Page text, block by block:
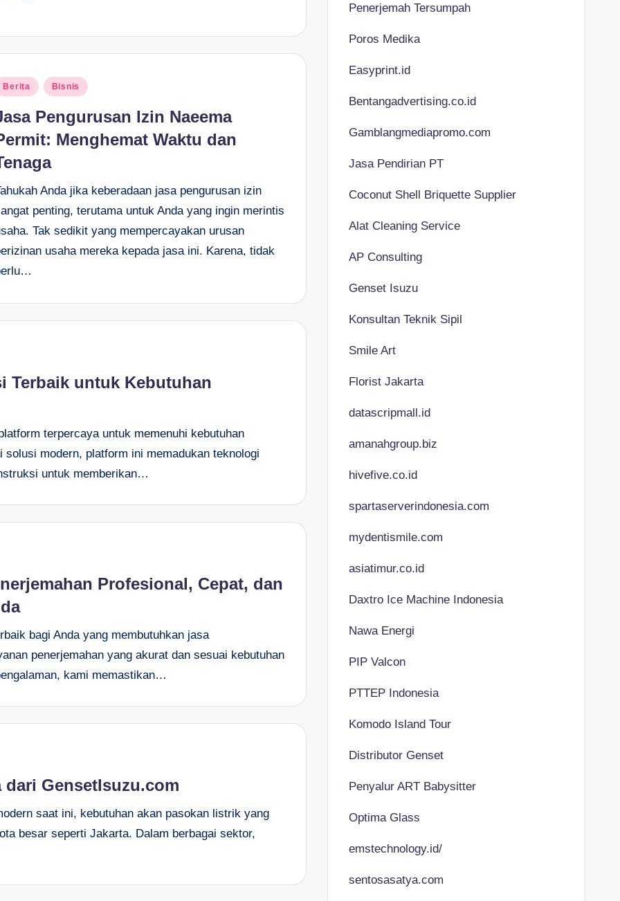
Berita Bisnis
Pengurusan Izin Naeema
Menghemat Waktu dan
Anda jika keberadaan jasa pengurusan izin
penting, terutama untuk Anda yang ingin merintis
Tak sedikit yang mempercayakan urusan
usaha mereka kepada jasa ini. Karena, tidak
Terbaik untuk Kebutuhan
terpercaya untuk memenuhi kebutuhan
modern, platform ini memadukan teknologi
untuk memberikan…
Profesional, Cepat, dan
bagi Anda yang membutuhkan jasa
penerjemahan yang akurat dan sesuai kebutuhan
kami memastikan…
GensetIsuzu.com
saat ini, kebutuhan akan pasokan listrik yang
besar seperti Jakarta. Dalam berbagai sektor,
Penerjemah Tersumpah
Poros Medika
Easyprint.id
Bentangadvertising.co.id
Gamblangmediapromo.com
Jasa Pendirian PT
Coconut Shell Briquette Supplier
Alat Cleaning Service
AP Consulting
Genset Isuzu
Konsultan Teknik Sipil
Smile Art
Florist Jakarta
datascripmall.id
amanahgroup.biz
hivefive.co.id
spartaserverindonesia.com
mydentismile.com
asiatimur.co.id
Daxtro Ice Machine Indonesia
Nawa Energi
PIP Valcon
PTTEP Indonesia
Komodo Island Tour
Distributor Genset
Penyalur ART Babysitter
Optima Glass
emstechnology.id/
sentosasatya.com